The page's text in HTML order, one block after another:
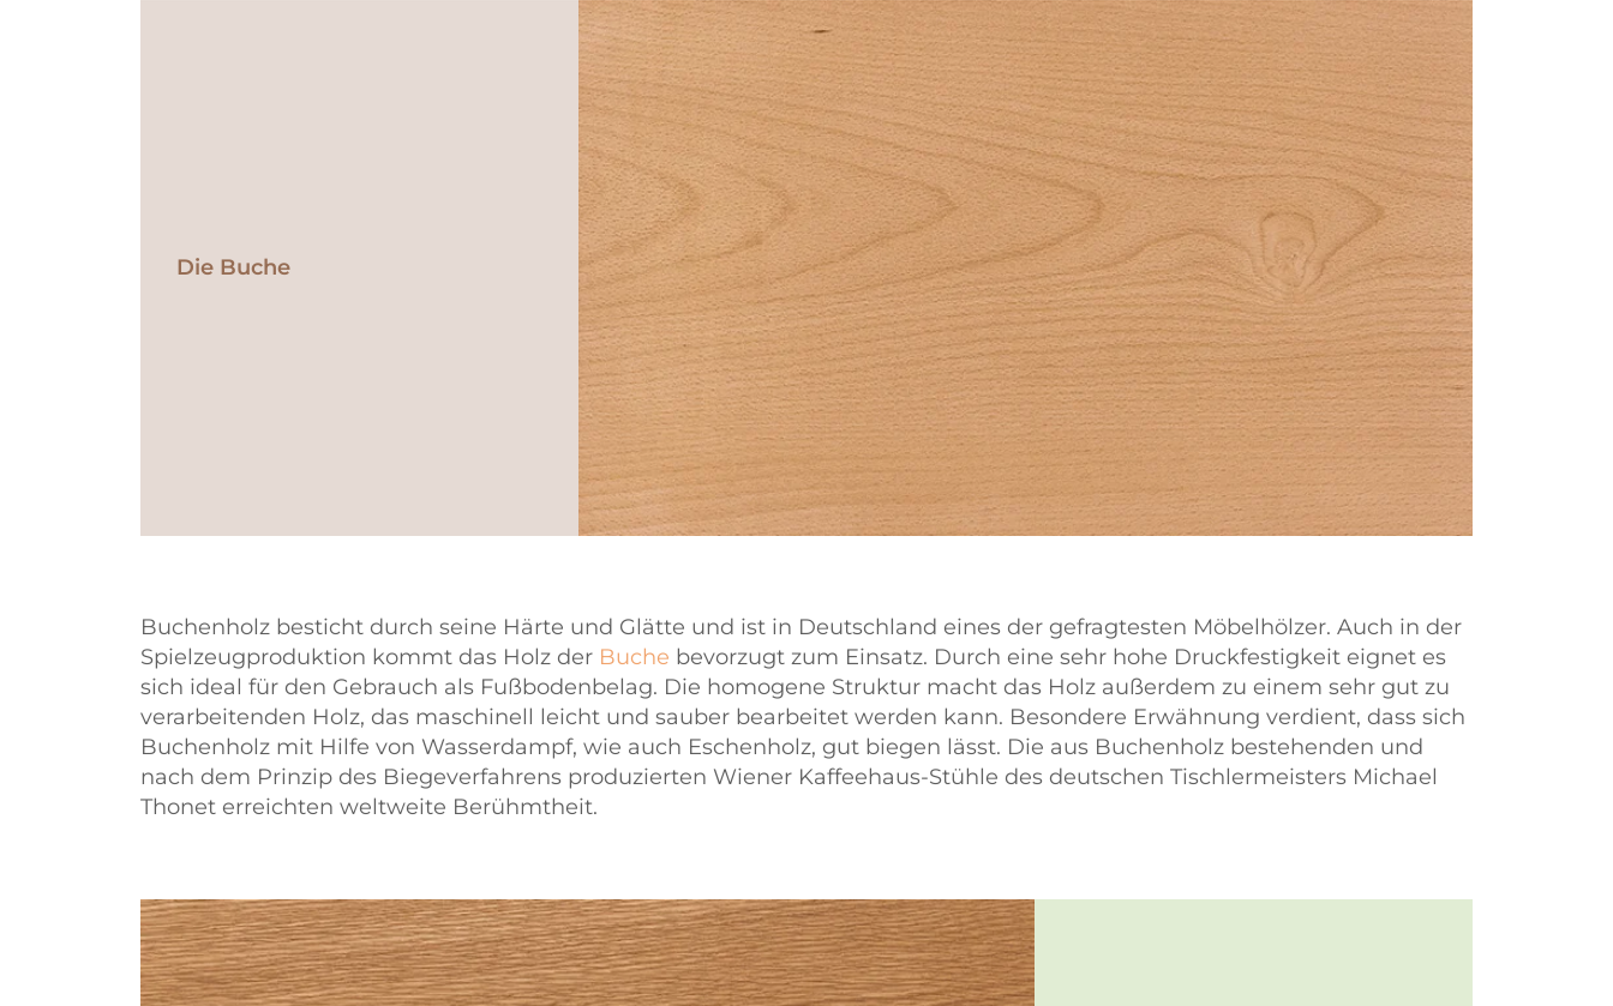
Die Buche
Buchenholz besticht durch seine Härte und Glätte und ist in Deutschland eines der gefragtesten Möbelhölzer. Auch in der
Spielzeugproduktion kommt das Holz der Buche bevorzugt zum Einsatz. Durch eine sehr hohe Druckfestigkeit eignet es
sich ideal für den Gebrauch als Fußbodenbelag. Die homogene Struktur macht das Holz außerdem zu einem sehr gut zu
verarbeitenden Holz, das maschinell leicht und sauber bearbeitet werden kann. Besondere Erwähnung verdient, dass sich
Buchenholz mit Hilfe von Wasserdampf, wie auch Eschenholz, gut biegen lässt. Die aus Buchenholz bestehenden und
nach dem Prinzip des Biegeverfahrens produzierten Wiener Kaffeehaus-Stühle des deutschen Tischlermeisters Michael
Thonet erreichten weltweite Berühmtheit.